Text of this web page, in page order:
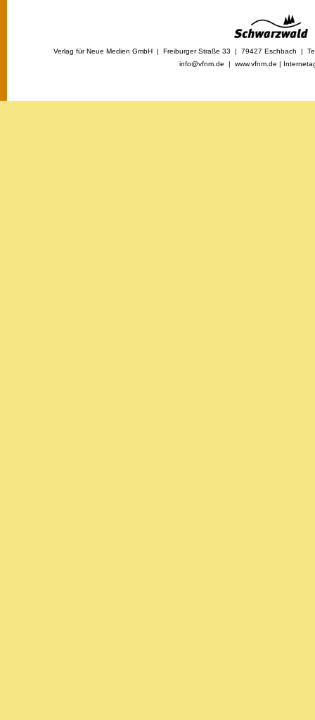
Verlag für Neue Medien GmbH | Freiburger Straße 33 | 79427 Eschbach |
info@vfnm.de | www.vfnm.de |